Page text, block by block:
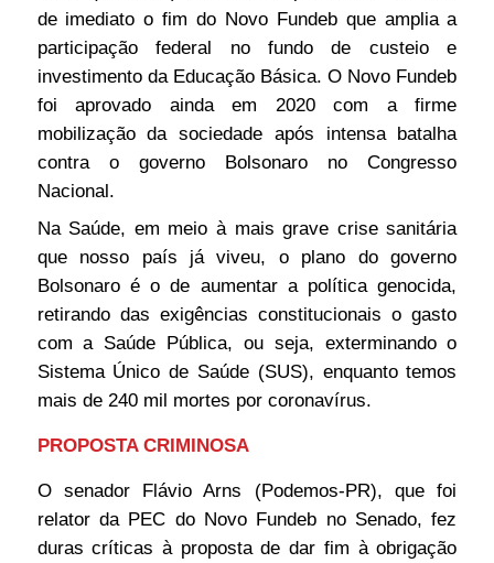
de imediato o fim do Novo Fundeb que amplia a
participação federal no fundo de custeio e
investimento da Educação Básica. O Novo Fundeb
foi aprovado ainda em 2020 com a firme
mobilização da sociedade após intensa batalha
contra o governo Bolsonaro no Congresso
Nacional.
Na Saúde, em meio à mais grave crise sanitária
que nosso país já viveu, o plano do governo
Bolsonaro é o de aumentar a política genocida,
retirando das exigências constitucionais o gasto
com a Saúde Pública, ou seja, exterminando o
Sistema Único de Saúde (SUS), enquanto temos
mais de 240 mil mortes por coronavírus.
PROPOSTA CRIMINOSA
O senador Flávio Arns (Podemos-PR), que foi
relator da PEC do Novo Fundeb no Senado, fez
duras críticas à proposta de dar fim à obrigação